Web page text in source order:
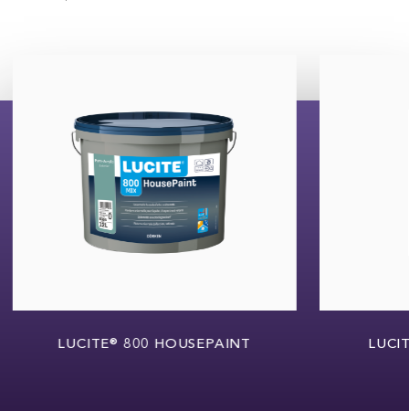
LUCITE® 800 HOUSEPAINT